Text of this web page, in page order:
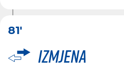
81'
Izmjena